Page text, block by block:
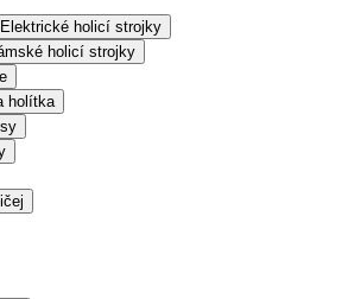
Elektrické holicí strojky
holicí strojky
holítka